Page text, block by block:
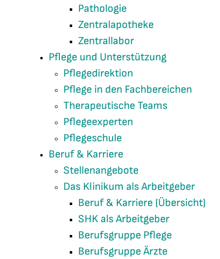
Pathologie
Zentralapotheke
Zentrallabor
Pflege und Unterstützung
Pflegedirektion
Pflege in den Fachbereichen
Therapeutische Teams
Pflegeexperten
Pflegeschule
Beruf & Karriere
Stellenangebote
Das Klinikum als Arbeitgeber
Beruf & Karriere (Übersicht)
SHK als Arbeitgeber
Berufsgruppe Pflege
Berufsgruppe Ärzte